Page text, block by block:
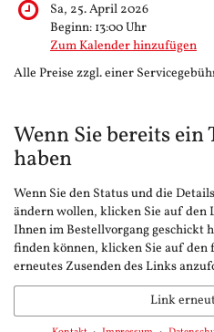
Sa, 25. April 2026
Beginn: 13:00Uhr
Zum Kalender hinzufügen
Alle Preise zzgl. einer
Wenn Sie bereits ein
haben
Wenn Sie den Status und die
ändern wollen, klicken Sie auf
Ihnen im Bestellvorgang geschickt
finden können, klicken Sie auf den
erneutes Zusenden des Links
Link